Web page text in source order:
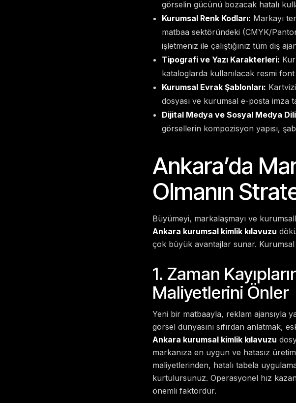
görselin gücünü bozacak hatalı
Kurumsal Renk Kodları: Markayı
matbaa sektöründeki (CMYK/
işletmeniz ile çalıştığınız tüm dış
Tipografi ve Yazı Karakterleri:
kataloglarda kullanılacak resmi
Kurumsal Evrak Şablonları:
dosyası ve kurumsal e-posta imza
Dijital Medya ve Sosyal Medya
görsellerin kompozisyon yapısı,
Ankara’da
Olmanın
Büyümeyi, markalaşmayı ve
Ankara kurumsal kimlik kılavuzu
çok büyük avantajlar sunar. Kurumsal
1. Zaman
Maliyetlerini Önler
Yeni bir matbaayla, reklam ajansıyla ya
görsel dünyasını sıfırdan anlatmak,
Ankara kurumsal kimlik kılavuzu
markanıza en uygun ve hatasız
maliyetlerinden, hatalı tabela
kurtulursunuz. Operasyonel hız
önemli faktördür.